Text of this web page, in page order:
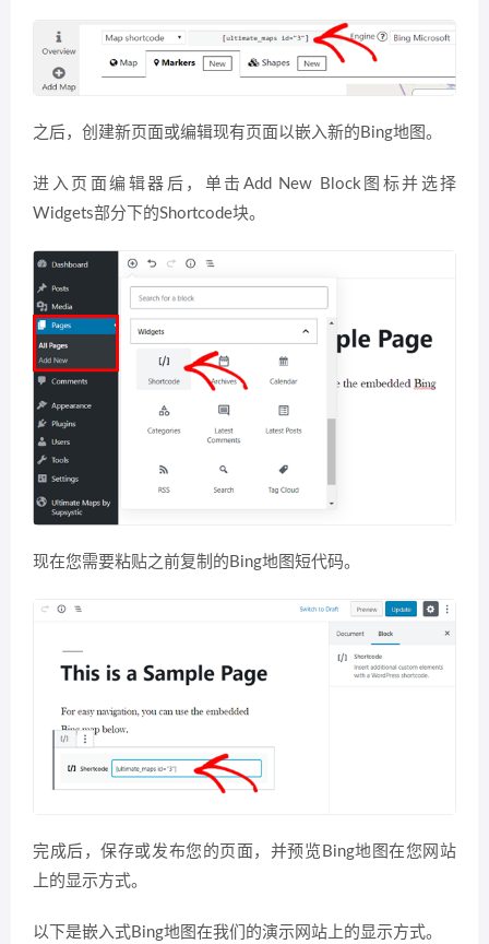
之后，创建新页面或编辑现有页面以嵌入新的Bing地图。
进入页面编辑器后，单击Add New Block图标并选择
Widgets部分下的Shortcode块。
现在您需要粘贴之前复制的Bing地图短代码。
完成后，保存或发布您的页面，并预览Bing地图在您网站
上的显示方式。
以下是嵌入式Bing地图在我们的演示网站上的显示方式。